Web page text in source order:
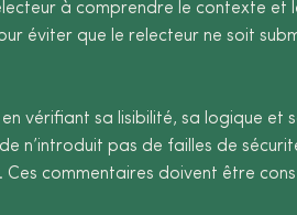
à comprendre le contexte et
éviter que le relecteur ne soit
vérifiant sa lisibilité, sa logique et
n’introduit pas de failles de
Ces commentaires doivent être